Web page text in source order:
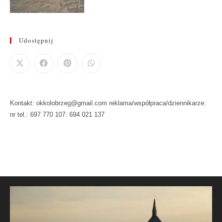
Udostępnij
Kontakt: okkolobrzeg@gmail.com reklama/współpraca/dziennikarze:
nr tel.: 697 770 107: 694 021 137